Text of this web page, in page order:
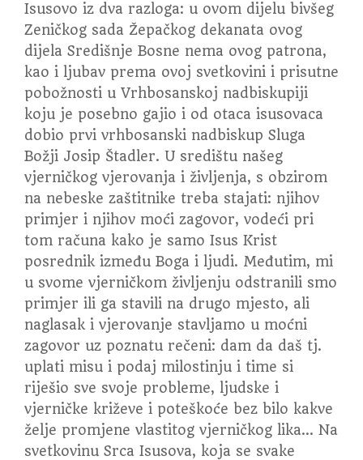
Isusovo iz dva razloga: u ovom dijelu bivšeg
Zeničkog sada Žepačkog dekanata ovog
dijela Središnje Bosne nema ovog patrona,
kao i ljubav prema ovoj svetkovini i prisutne
pobožnosti u Vrhbosanskoj nadbiskupiji
koju je posebno gajio i od otaca isusovaca
dobio prvi vrhbosanski nadbiskup Sluga
Božji Josip Štadler. U središtu našeg
vjerničkog vjerovanja i življenja, s obzirom
na nebeske zaštitnike treba stajati: njihov
primjer i njihov moći zagovor, vodeći pri
tom računa kako je samo Isus Krist
posrednik između Boga i ljudi. Međutim, mi
u svome vjerničkom življenju odstranili smo
primjer ili ga stavili na drugo mjesto, ali
naglasak i vjerovanje stavljamo u moćni
zagovor uz poznatu rečeni: dam da daš tj.
uplati misu i podaj milostinju i time si
riješio sve svoje probleme, ljudske i
vjerničke križeve i poteškoće bez bilo kakve
želje promjene vlastitog vjerničkog lika… Na
svetkovinu Srca Isusova, koja se svake